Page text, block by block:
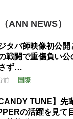
ANN NEWS）
タバ師映像初公
戦闘で重傷負い
ず…
前 国際
CANDY TUNE】先
の活躍を見て